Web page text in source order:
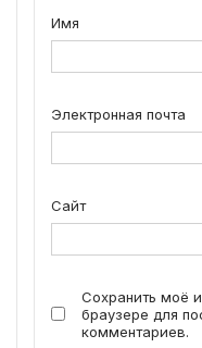
Имя
Электронная почта
Сайт
Сохранить моё
браузере для
комментариев.